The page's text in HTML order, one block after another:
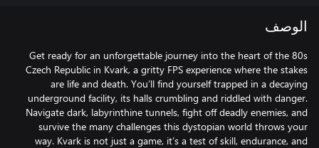
الوصف
Get ready for an unforgettable journey into the heart of the 80s
Czech Republic in Kvark, a gritty FPS experience where the stakes
are life and death. You’ll find yourself trapped in a decaying
underground facility, its halls crumbling and riddled with danger.
Navigate dark, labyrinthine tunnels, fight off deadly enemies, and
survive the many challenges this dystopian world throws your
way. Kvark is not just a game, it’s a test of skill, endurance, and